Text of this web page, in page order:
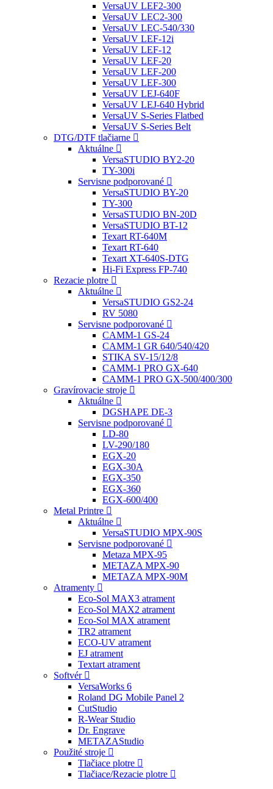
VersaUV LEF2-300
VersaUV LEC2-300
VersaUV LEC-540/330
VersaUV LEF-12i
VersaUV LEF-12
VersaUV LEF-20
VersaUV LEF-200
VersaUV LEF-300
VersaUV LEJ-640F
VersaUV LEJ-640 Hybrid
VersaUV S-Series Flatbed
VersaUV S-Series Belt
DTG/DTF tlačiarne
Aktuálne
VersaSTUDIO BY2-20
TY-300i
Servisne podporované
VersaSTUDIO BY-20
TY-300
VersaSTUDIO BN-20D
VersaSTUDIO BT-12
Texart RT-640M
Texart RT-640
Texart XT-640S-DTG
Hi-Fi Express FP-740
Rezacie plotre
Aktuálne
VersaSTUDIO GS2-24
RV 5080
Servisne podporované
CAMM-1 GS-24
CAMM-1 GR 640/540/420
STIKA SV-15/12/8
CAMM-1 PRO GX-640
CAMM-1 PRO GX-500/400/300
Gravírovacie stroje
Aktuálne
DGSHAPE DE-3
Servisne podporované
LD-80
LV-290/180
EGX-20
EGX-30A
EGX-350
EGX-360
EGX-600/400
Metal Printre
Aktuálne
VersaSTUDIO MPX-90S
Servisne podporované
Metaza MPX-95
METAZA MPX-90
METAZA MPX-90M
Atramenty
Eco-Sol MAX3 atrament
Eco-Sol MAX2 atrament
Eco-Sol MAX atrament
TR2 atrament
ECO-UV atrament
EJ atrament
Textart atrament
Softvér
VersaWorks 6
Roland DG Mobile Panel 2
CutStudio
R-Wear Studio
Dr. Engrave
METAZAStudio
Použité stroje
Tlačiace plotre
Tlačiace/Rezacie plotre